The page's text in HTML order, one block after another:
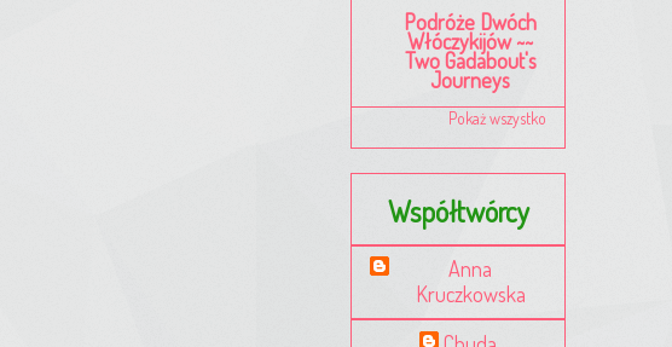
Podróże Dwóch
Włóczykijów ~~
Two Gadabout's
Journeys
Pokaż wszystko
Współtwórcy
Anna
Kruczkowska